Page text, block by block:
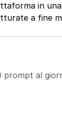
in
a fine
prompt al